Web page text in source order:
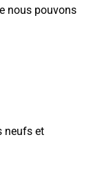
nous pouvons
neufs et